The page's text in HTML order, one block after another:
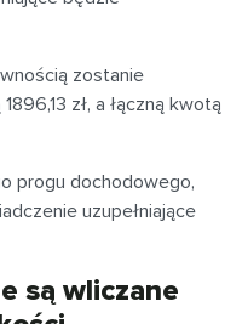
zostanie
zł, a łączną kwotą
progu dochodowego,
uzupełniające
są wliczane